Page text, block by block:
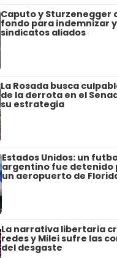
Caputo y Sturzenegger
fondo para indemnizar
sindicatos aliados
La Rosada busca
de la derrota en el
su estrategia
Estados Unidos: un
argentino fue detenido
un aeropuerto de
La narrativa libertaria
redes y Milei sufre las
del desgaste